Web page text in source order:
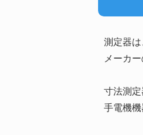
測定器
メーカ
寸法測
手電機